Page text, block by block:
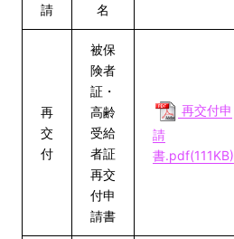
請
名
再
交
付
被保
険者
証・
高齢
受給
者証
再交
付申
請書
再交付申
請
書.pdf(111KB)